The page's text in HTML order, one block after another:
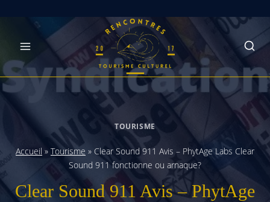
content
TOURISME
Accueil » Tourisme » Clear Sound 911 Avis – PhytAge Labs Clear
Sound 911 fonctionne ou arnaque?
Clear Sound 911 Avis – PhytAge